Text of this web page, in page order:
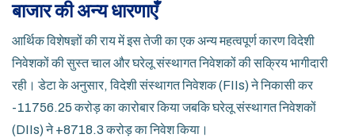
बाजार की अन्य धारणाएँ
आर्थिक विशेषज्ञों की राय में इस तेजी का एक अन्य महत्वपूर्ण कारण विदेशी
निवेशकों की सुस्त चाल और घरेलू संस्थागत निवेशकों की सक्रिय भागीदारी
रही। डेटा के अनुसार, विदेशी संस्थागत निवेशक (FIIs) ने निकासी कर
-11756.25 करोड़ का कारोबार किया जबकि घरेलू संस्थागत निवेशकों
(DIIs) ने +8718.3 करोड़ का निवेश किया।